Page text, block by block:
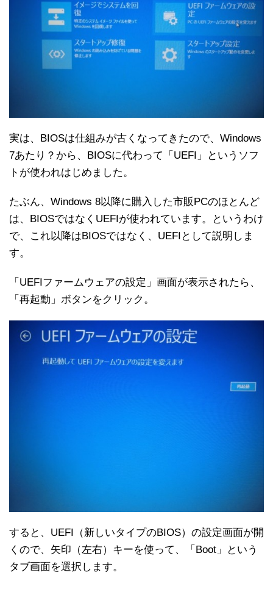
実は、BIOSは仕組みが古くなってきたので、Windows
7あたり？から、BIOSに代わって「UEFI」というソフ
トが使われはじめました。
たぶん、Windows 8以降に購入した市販PCのほとんど
は、BIOSではなくUEFIが使われています。というわけ
で、これ以降はBIOSではなく、UEFIとして説明しま
す。
「UEFIファームウェアの設定」画面が表示されたら、
「再起動」ボタンをクリック。
すると、UEFI（新しいタイプのBIOS）の設定画面が開
くので、矢印（左右）キーを使って、「Boot」という
タブ画面を選択します。